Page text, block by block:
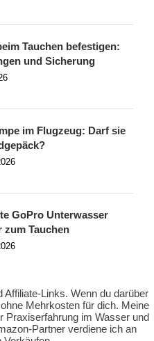
Tauchen befestigen:
und Sicherung
im Flugzeug: Darf sie
GoPro Unterwasser
zum Tauchen
Links. Wenn du darüber
Mehrkosten für dich. Meine
Praxiserfahrung im Wasser und
Partner verdiene ich an